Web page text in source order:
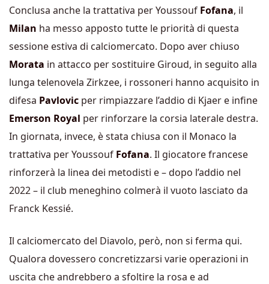
Conclusa anche la trattativa per Youssouf Fofana, il
Milan ha messo apposto tutte le priorità di questa
sessione estiva di calciomercato. Dopo aver chiuso
Morata in attacco per sostituire Giroud, in seguito alla
lunga telenovela Zirkzee, i rossoneri hanno acquisito in
difesa Pavlovic per rimpiazzare l’addio di Kjaer e infine
Emerson Royal per rinforzare la corsia laterale destra.
In giornata, invece, è stata chiusa con il Monaco la
trattativa per Youssouf Fofana. Il giocatore francese
rinforzerà la linea dei metodisti e – dopo l’addio nel
2022 – il club meneghino colmerà il vuoto lasciato da
Franck Kessié.
Il calciomercato del Diavolo, però, non si ferma qui.
Qualora dovessero concretizzarsi varie operazioni in
uscita che andrebbero a sfoltire la rosa e ad